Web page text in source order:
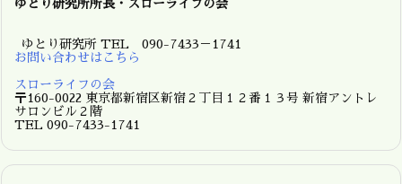
ゆとり研究所所長・スローライフの会
ゆとり研究所 TEL 090-7433－1741
お問い合わせはこちら
スローライフの会
〒160-0022 東京都新宿区新宿２丁目１２番１３号 新宿アントレ
サロンビル２階
TEL 090-7433-1741